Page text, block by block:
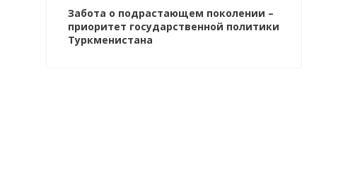
Забота о подрастающем поколении –
приоритет государственной политики
Туркменистана